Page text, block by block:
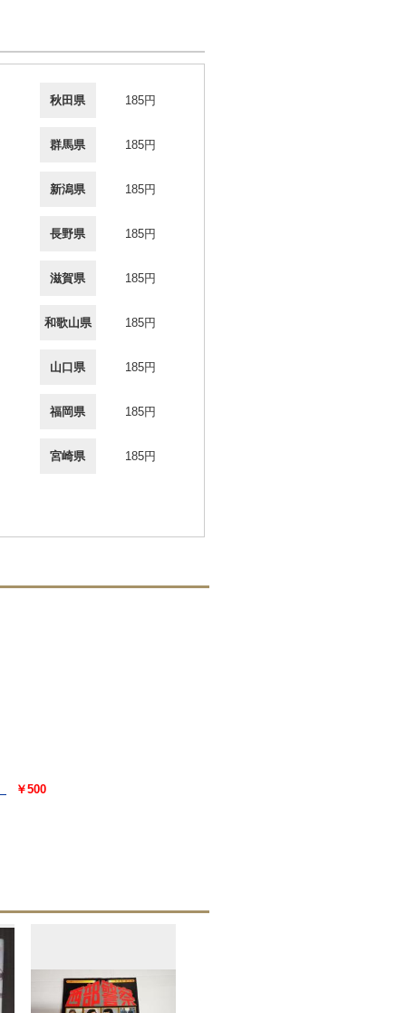
秋田県 185円
群馬県 185円
新潟県 185円
長野県 185円
滋賀県 185円
和歌山県 185円
山口県 185円
福岡県 185円
宮崎県 185円
￥500